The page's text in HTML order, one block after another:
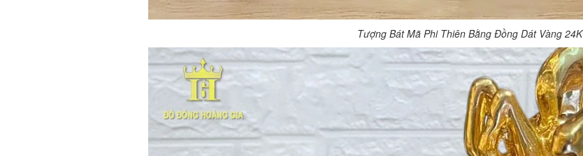
Tượng Bát Mã Phi Thiên Bằng Đồng Dát Vàng 24K